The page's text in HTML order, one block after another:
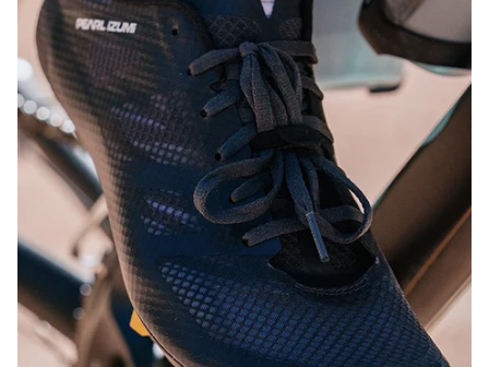
10% DE RÉDUCTION ?
Rejoignez l'équipe PEARL iZUMi et recevez
un code de réduction de 10% à utiliser sur
votre prochaine commande.